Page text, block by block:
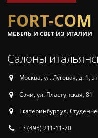
FORT-COM
МЕБЕЛЬ И СВЕТ ИЗ ИТАЛИИ
Салоны
Москва, ул. Луговая, д. 1,
Сочи, ул. Пластунская, 81
Екатеринбург ул.
+7 (495) 211-11-70